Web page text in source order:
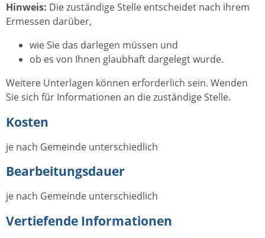
Hinweis: Die zuständige Stelle entscheidet nach ihrem
Ermessen darüber,
wie Sie das darlegen müssen und
ob es von Ihnen glaubhaft dargelegt wurde.
Weitere Unterlagen können erforderlich sein. Wenden
Sie sich für Informationen an die zuständige Stelle.
Kosten
je nach Gemeinde unterschiedlich
Bearbeitungsdauer
je nach Gemeinde unterschiedlich
Vertiefende Informationen